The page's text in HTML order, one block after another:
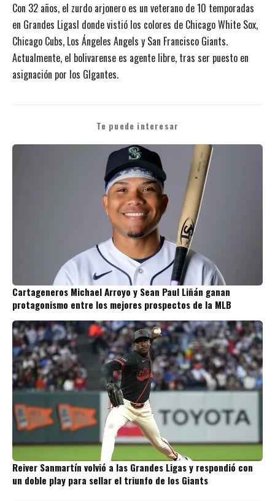
Con 32 años, el zurdo arjonero es un veterano de 10 temporadas
en Grandes Ligasl donde vistió los colores de Chicago White Sox,
Chicago Cubs, Los Ángeles Angels y San Francisco Giants.
Actualmente, el bolivarense es agente libre, tras ser puesto en
asignación por los GIgantes.
Te puede interesar
Cartageneros Michael Arroyo y Sean Paul Liñán ganan
protagonismo entre los mejores prospectos de la MLB
Reiver Sanmartín volvió a las Grandes Ligas y respondió con
un doble play para sellar el triunfo de los Giants